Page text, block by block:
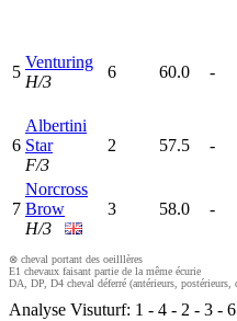
5
Venturing
H/3
6 60.0 -
6
Albertini
Star
F/3
2 57.5 -
7
Norcross
Brow
H/3
3 58.0 -
⊗ cheval portant des oeilllères
E1 chevaux faisant partie de la même écurie
DA, DP, D4 cheval déferré (antérieurs, postérieurs,
Analyse Visuturf: 1 - 4 - 2 - 3 - 6